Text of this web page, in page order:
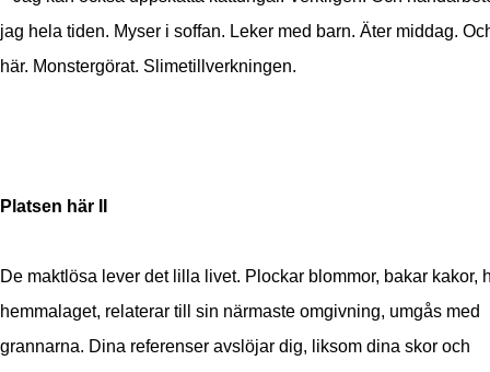
jag hela tiden. Myser i soffan. Leker med barn. Äter middag.
här. Monstergörat. Slimetillverkningen.
Platsen här II
De maktlösa lever det lilla livet. Plockar blommor, bakar kakor,
hemmalaget, relaterar till sin närmaste omgivning, umgås med
grannarna. Dina referenser avslöjar dig, liksom dina skor och